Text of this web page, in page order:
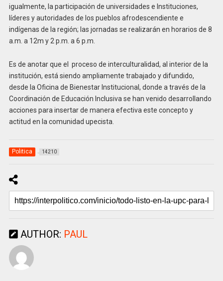
igualmente, la participación de universidades e Instituciones,
líderes y autoridades de los pueblos afrodescendiente e
indígenas de la región; las jornadas se realizarán en horarios de 8
a.m. a 12m y 2 p.m. a 6 p.m.
Es de anotar que el proceso de interculturalidad, al interior de la
institución, está siendo ampliamente trabajado y difundido,
desde la Oficina de Bienestar Institucional, donde a través de la
Coordinación de Educación Inclusiva se han venido desarrollando
acciones para insertar de manera efectiva este concepto y
actitud en la comunidad upecista.
Politica 14210
AUTHOR: PAUL